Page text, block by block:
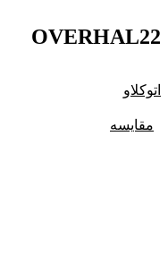
OVERHAL22
اتوکلاو
مقایسه